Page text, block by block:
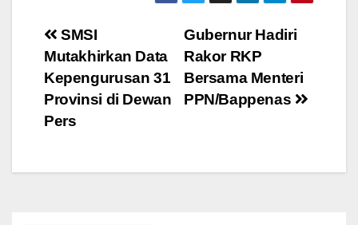
Post
navigation
Gubernur Hadiri
Rakor RKP
Bersama Menteri
PPN/Bappenas
SMSI
Mutakhirkan Data
Kepengurusan 31
Provinsi di Dewan
Pers